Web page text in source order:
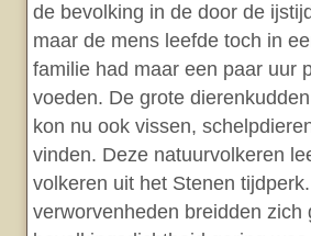
de bevolking in de door de
maar de mens leefde toch in
familie had maar een paar uur
voeden. De grote
kon nu ook vissen,
vinden. Deze natuurvolkeren
volkeren uit het Stenen
verworvenheden breidden zich